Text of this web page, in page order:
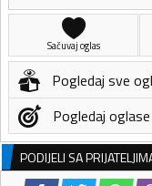
Sačuvaj oglas
Pogledaj sve
Pogledaj
PODIJELI SA